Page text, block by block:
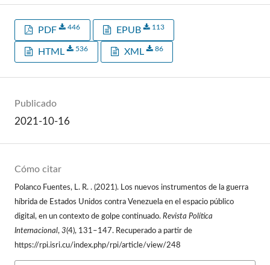
PDF 446 EPUB 113
HTML 536 XML 86
Publicado
2021-10-16
Cómo citar
Polanco Fuentes, L. R. . (2021). Los nuevos instrumentos de la guerra
híbrida de Estados Unidos contra Venezuela en el espacio público
digital, en un contexto de golpe continuado.Revista Política
Internacional,3(4), 131–147. Recuperado a partir de
https://rpi.isri.cu/index.php/rpi/article/view/248